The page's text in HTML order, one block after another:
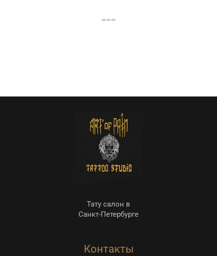
Тату салон в
Санкт-Петербурге
Контакты